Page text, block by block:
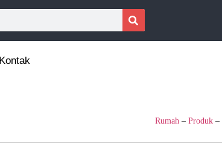
Kontak
Rumah – Produk –